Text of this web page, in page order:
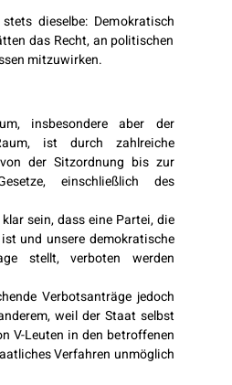
dieselbe: Demokratisch
das Recht, an politischen
mitzuwirken.
insbesondere aber der
ist durch zahlreiche
der Sitzordnung bis zur
einschließlich des
sein, dass eine Partei, die
und unsere demokratische
stellt, verboten werden
Verbotsanträge jedoch
weil der Staat selbst
V-Leuten in den betroffenen
Verfahren unmöglich